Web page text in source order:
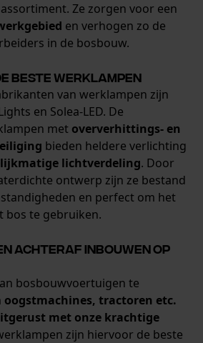
Ze zorgen voor een
en verhogen zo de
in de bosbouw.
beste werklampen
van werklampen zijn
en Solea-LED. De
met oververhittings- en
bieden heldere verlichting
lichtverdeling. Door
ontwerp zijn ze bestand
en perfect om het
bos te gebruiken.
achteraf inbouwen op
bosbouwvoertuigen te
oogstmachines, tractoren etc.
met onze krachtige
zijn hiervoor de beste